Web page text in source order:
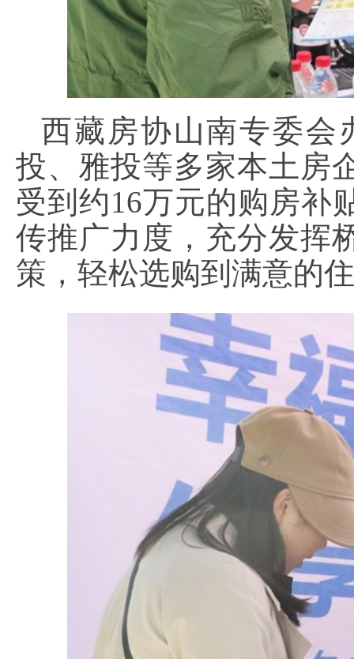
西藏房协山南专委会
投、雅投等多家本土房
受到约16万元的购房补
传推广力度，充分发挥
策，轻松选购到满意的